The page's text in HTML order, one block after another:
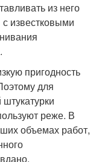
из него
известковыми
пригодность
для
реже. В
объемах работ,